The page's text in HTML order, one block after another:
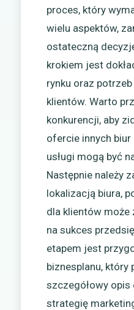
proces, który
wielu aspektów,
ostateczną
krokiem jest
rynku oraz
klientów. Warto
konkurencji, aby
ofercie innych
usługi mogą być
Następnie należy
lokalizacją biura,
dla klientów może
na sukces
etapem jest
biznesplanu, który
szczegółowy opis
strategię